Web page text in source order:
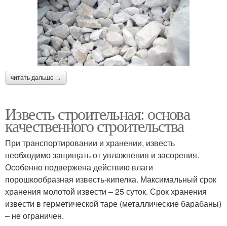
читать дальше →
Известь строительная: основа
качественного строительства
При транспортировании и хранении, известь
необходимо защищать от увлажнения и засорения.
Особенно подвержена действию влаги
порошкообразная известь-кипелка. Максимальный срок
хранения молотой извести – 25 суток. Срок хранения
извести в герметической таре (металлические барабаны)
– не ограничен.